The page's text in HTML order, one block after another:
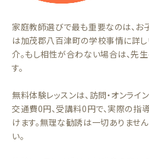
家庭教師選びで最も重要なのは、お
は加茂郡八百津町の学校事情に詳
介。もし相性が合わない場合は、先
す。
無料体験レッスンは、訪問・オンライ
交通費0円、受講料0円で、実際の指
けます。無理な勧誘は一切ありませ
い。